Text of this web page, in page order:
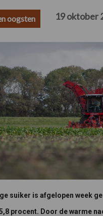
oogsten 19 oktober
suiker is afgelopen week
procent. Door de warme